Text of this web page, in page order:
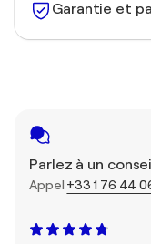
Garantie et
Parlez à un
Appel +33 1 76 44